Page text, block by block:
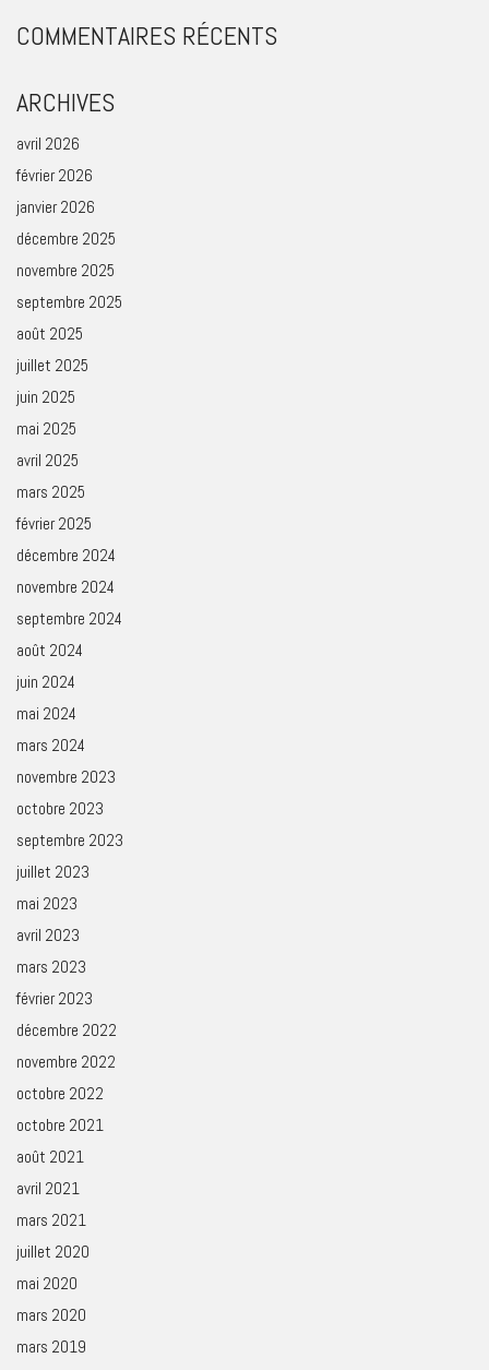
COMMENTAIRES RÉCENTS
ARCHIVES
avril 2026
février 2026
janvier 2026
décembre 2025
novembre 2025
septembre 2025
août 2025
juillet 2025
juin 2025
mai 2025
avril 2025
mars 2025
février 2025
décembre 2024
novembre 2024
septembre 2024
août 2024
juin 2024
mai 2024
mars 2024
novembre 2023
octobre 2023
septembre 2023
juillet 2023
mai 2023
avril 2023
mars 2023
février 2023
décembre 2022
novembre 2022
octobre 2022
octobre 2021
août 2021
avril 2021
mars 2021
juillet 2020
mai 2020
mars 2020
mars 2019